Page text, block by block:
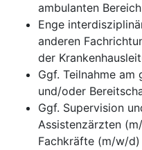
ambulanten Bereich
Enge
anderen
der
Ggf. Teilnahme am
und/oder
Ggf. Supervision
Assistenzärzten
Fachkräfte (m/w/d)